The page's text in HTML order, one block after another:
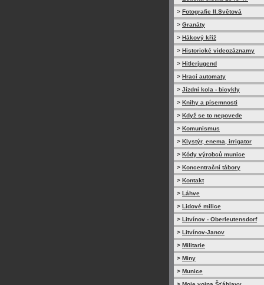
> Fotografie II.Světová
> Granáty
> Hákový kříž
> Historické videozáznamy
> Hitlerjugend
> Hrací automaty
> Jízdní kola - bicykly
> Knihy a písemnosti
> Když se to nepovede
> Komunismus
> Klystýr, enema, irrigator
> Kódy výrobců munice
> Koncentrační tábory
> Kontakt
> Láhve
> Lidové milice
> Litvínov - Oberleutensdorf
> Litvínov-Janov
> Militarie
> Miny
> Munice